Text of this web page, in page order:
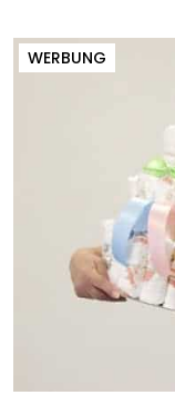
WERBUNG